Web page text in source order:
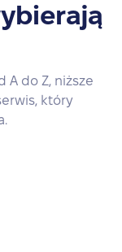
A do Z, niższe
który